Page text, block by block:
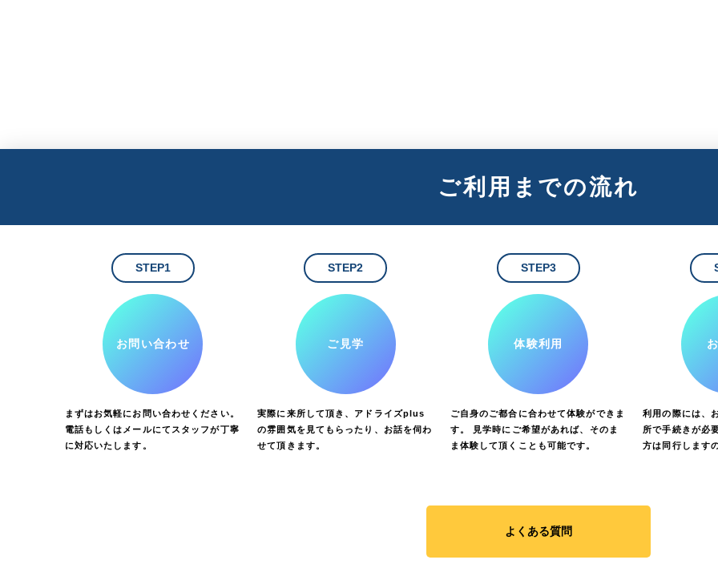
ご利用までの流れ
STEP1
お問い合わせ
まずはお気軽にお問い合わせください。
電話もしくはメールにてスタッフが丁寧
に対応いたします。
STEP2
ご見学
実際に来所して頂き、アドライズplus
の雰囲気を見てもらったり、お話を伺わ
せて頂きます。
STEP3
体験利用
ご自身のご都合に合わせて体験ができま
す。 見学時にご希望があれば、そのま
ま体験して頂くことも可能です。
利用の際には、
所で手続きが必
方は同行します
よくある質問